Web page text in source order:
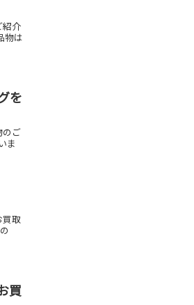
紹介
は
を
のご
ま
買取
買